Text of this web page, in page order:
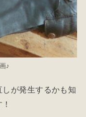
♪
が発生するかも知